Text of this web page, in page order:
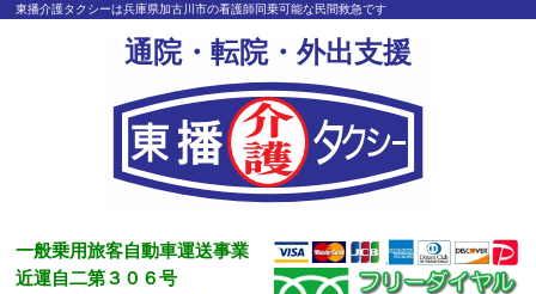
東播介護タクシーは兵庫県加古川市の看護師同乗可能な民間救急です
通院・転院・外出支援
一般乗用旅客自動車運送事業
近運自二第３０６号